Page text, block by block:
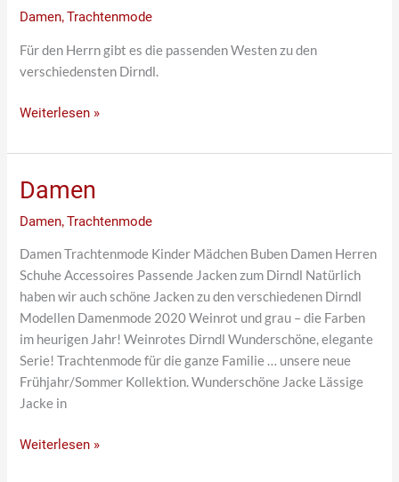
Damen,Trachtenmode
Für den Herrn gibt es die passenden Westen zu den
verschiedensten Dirndl.
Weiterlesen »
Damen
Damen,Trachtenmode
Damen Trachtenmode Kinder Mädchen Buben Damen Herren
Schuhe Accessoires Passende Jacken zum Dirndl Natürlich
haben wir auch schöne Jacken zu den verschiedenen Dirndl
Modellen Damenmode 2020 Weinrot und grau – die Farben
im heurigen Jahr! Weinrotes Dirndl Wunderschöne, elegante
Serie! Trachtenmode für die ganze Familie … unsere neue
Frühjahr/Sommer Kollektion. Wunderschöne Jacke Lässige
Jacke in
Damen
Weiterlesen »